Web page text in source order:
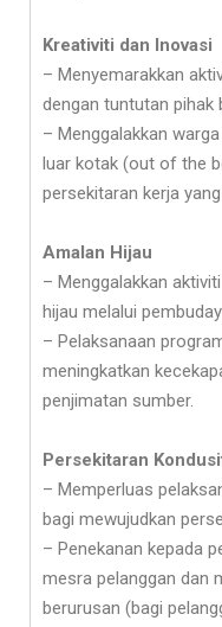
Kreativiti dan Inovasi
– Menyemarakkan
dengan tuntutan pihak
– Menggalakkan
luar kotak (out of the
persekitaran kerja
Amalan Hijau
– Menggalakkan
hijau melalui
– Pelaksanaan
meningkatkan
penjimatan sumber.
Persekitaran
– Memperluas
bagi mewujudkan
– Penekanan kepada
mesra pelanggan dan
berurusan (bagi